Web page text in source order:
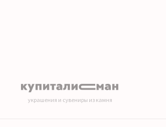
украшения и сувениры из камня